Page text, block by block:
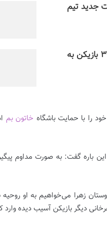
جدید تيم
دعوت آزمون از 30 بازیکن به
را با حمایت باشگاه خاتون بم
باره گفت: به صورت مداوم
زهرا می‌خواهیم به او روحیه
دیگر بازیکن آسیب دیده